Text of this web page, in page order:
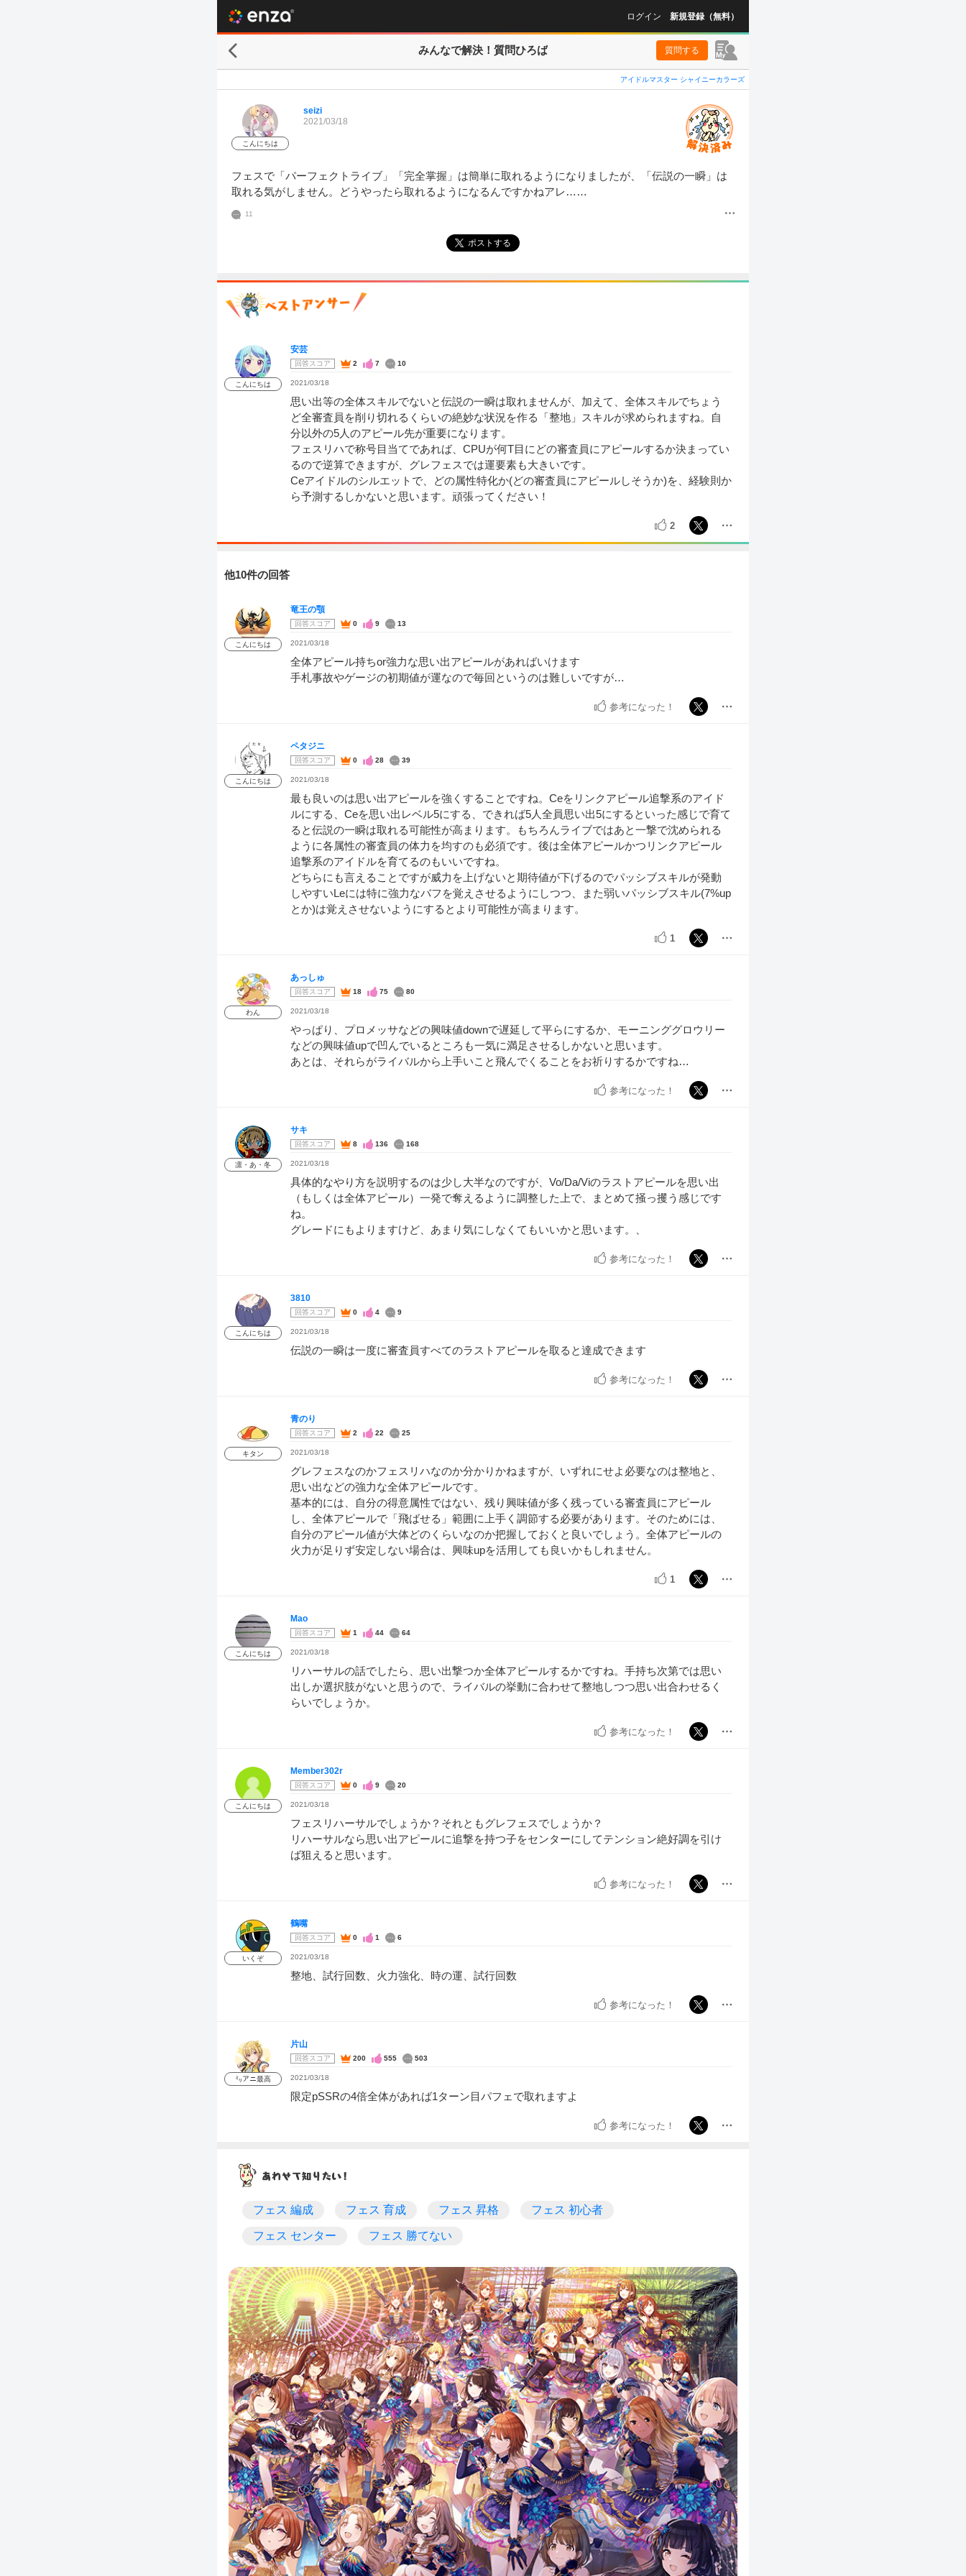
ログイン 新規登録（無料）
みんなで解決！ 質問ひろば 質問する
アイドルマスター シャイニーカラーズ
こんにちは
seizi
2021/03/18
フェスで「パーフェクトライブ」「完全掌握」は簡単に取れるようになりましたが、「伝説の一瞬」は
取れる気がしません。どうやったら取れるようになるんですかねアレ……
11
ポストする
こんにちは
安芸
回答スコア 2 7 10
2021/03/18
思い出等の全体スキルでないと伝説の一瞬は取れませんが、加えて、全体スキルでちょう
ど全審査員を削り切れるくらいの絶妙な状況を作る「整地」スキルが求められますね。自
分以外の5人のアピール先が重要になります。
フェスリハで称号目当てであれば、CPUが何T目にどの審査員にアピールするか決まってい
るので逆算できますが、グレフェスでは運要素も大きいです。
Ceアイドルのシルエットで、どの属性特化か(どの審査員にアピールしそうか)を、経験則か
ら予測するしかないと思います。頑張ってください！
2
他10件の回答
こんにちは
竜王の顎
回答スコア 0 9 13
2021/03/18
全体アピール持ちor強力な思い出アピールがあればいけます
手札事故やゲージの初期値が運なので毎回というのは難しいですが…
参考になった！
こんにちは
ペタジニ
回答スコア 0 28 39
2021/03/18
最も良いのは思い出アピールを強くすることですね。Ceをリンクアピール追撃系のアイド
ルにする、Ceを思い出レベル5にする、できれば5人全員思い出5にするといった感じで育て
ると伝説の一瞬は取れる可能性が高まります。もちろんライブではあと一撃で沈められる
ように各属性の審査員の体力を均すのも必須です。後は全体アピールかつリンクアピール
追撃系のアイドルを育てるのもいいですね。
どちらにも言えることですが威力を上げないと期待値が下げるのでパッシブスキルが発動
しやすいLeには特に強力なバフを覚えさせるようにしつつ、また弱いパッシブスキル(7%up
とか)は覚えさせないようにするとより可能性が高まります。
1
わん
あっしゅ
回答スコア 18 75 80
2021/03/18
やっぱり、プロメッサなどの興味値downで遅延して平らにするか、モーニンググロウリー
などの興味値upで凹んでいるところも一気に満足させるしかないと思います。
あとは、それらがライバルから上手いこと飛んでくることをお祈りするかですね…
参考になった！
凛・あ・冬
サキ
回答スコア 8 136 168
2021/03/18
具体的なやり方を説明するのは少し大半なのですが、Vo/Da/Viのラストアピールを思い出
（もしくは全体アピール）一発で奪えるように調整した上で、まとめて掻っ攫う感じです
ね。
グレードにもよりますけど、あまり気にしなくてもいいかと思います。、
参考になった！
こんにちは
3810
回答スコア 0 4 9
2021/03/18
伝説の一瞬は一度に審査員すべてのラストアピールを取ると達成できます
参考になった！
キタン
青のり
回答スコア 2 22 25
2021/03/18
グレフェスなのかフェスリハなのか分かりかねますが、いずれにせよ必要なのは整地と、
思い出などの強力な全体アピールです。
基本的には、自分の得意属性ではない、残り興味値が多く残っている審査員にアピール
し、全体アピールで「飛ばせる」範囲に上手く調節する必要があります。そのためには、
自分のアピール値が大体どのくらいなのか把握しておくと良いでしょう。全体アピールの
火力が足りず安定しない場合は、興味upを活用しても良いかもしれません。
1
こんにちは
Mao
回答スコア 1 44 64
2021/03/18
リハーサルの話でしたら、思い出撃つか全体アピールするかですね。手持ち次第では思い
出しか選択肢がないと思うので、ライバルの挙動に合わせて整地しつつ思い出合わせるく
らいでしょうか。
参考になった！
こんにちは
Member302r
回答スコア 0 9 20
2021/03/18
フェスリハーサルでしょうか？それともグレフェスでしょうか？
リハーサルなら思い出アピールに追撃を持つ子をセンターにしてテンション絶好調を引け
ば狙えると思います。
参考になった！
いくぞ
鶴嘴
回答スコア 0 1 6
2021/03/18
整地、試行回数、火力強化、時の運、試行回数
参考になった！
㍉アニ最高
片山
回答スコア 200 555 503
2021/03/18
限定pSSRの4倍全体があれば1ターン目パフェで取れますよ
参考になった！
フェス 編成 フェス 育成 フェス 昇格 フェス 初心者
フェス センター フェス 勝てない